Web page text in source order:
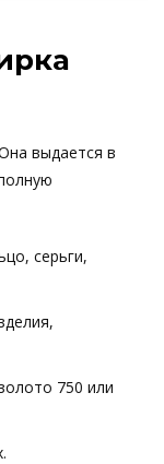
выдается в
серьги,
750 или